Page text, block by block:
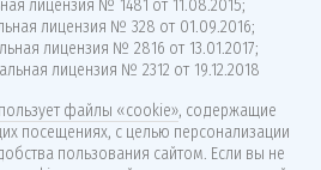
лицензия № 1481 от 11.08.2015;
лицензия № 328 от 01.09.2016;
лицензия № 2816 от 13.01.2017;
лицензия № 2312 от 19.12.2018
файлы «cookie», содержащие
посещениях, с целью персонализации
пользования сайтом. Если вы не